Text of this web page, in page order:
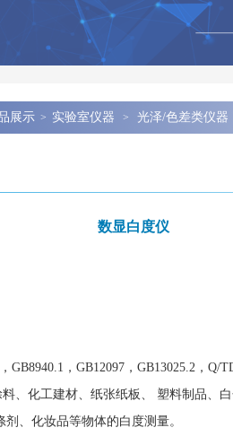
展示 > 实验室仪器 > 光泽/色差类仪器
数显白度仪
GB8940.1，GB12097，GB13025.2，Q/
、化工建材、纸张纸板、 塑料制品、
、化妆品等物体的白度测量。